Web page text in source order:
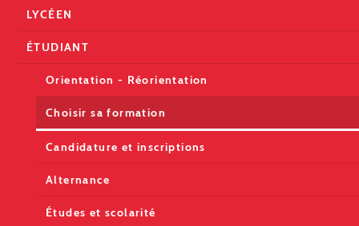
LYCÉEN
ÉTUDIANT
Orientation - Réorientation
Choisir sa formation
Candidature et inscriptions
Alternance
Études et scolarité